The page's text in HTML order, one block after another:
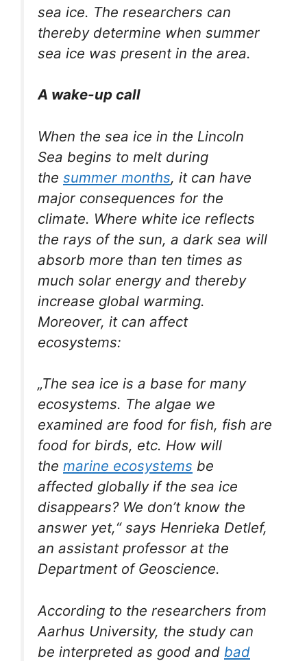
sea ice. The researchers can
thereby determine when summer
sea ice was present in the area.
A wake-up call
When the sea ice in the Lincoln
Sea begins to melt during
the summer months, it can have
major consequences for the
climate. Where white ice reflects
the rays of the sun, a dark sea will
absorb more than ten times as
much solar energy and thereby
increase global warming.
Moreover, it can affect
ecosystems:
„The sea ice is a base for many
ecosystems. The algae we
examined are food for fish, fish are
food for birds, etc. How will
the marine ecosystems be
affected globally if the sea ice
disappears? We don’t know the
answer yet,“ says Henrieka Detlef,
an assistant professor at the
Department of Geoscience.
According to the researchers from
Aarhus University, the study can
be interpreted as good and bad